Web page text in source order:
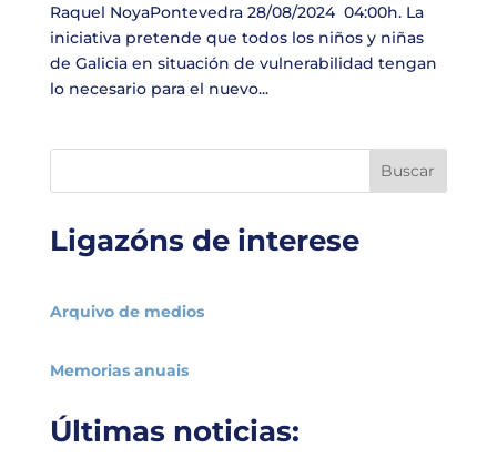
Raquel NoyaPontevedra 28/08/2024 04:00h. La
iniciativa pretende que todos los niños y niñas
de Galicia en situación de vulnerabilidad tengan
lo necesario para el nuevo...
Buscar
Ligazóns de interese
Arquivo de medios
Memorias anuais
Últimas noticias: